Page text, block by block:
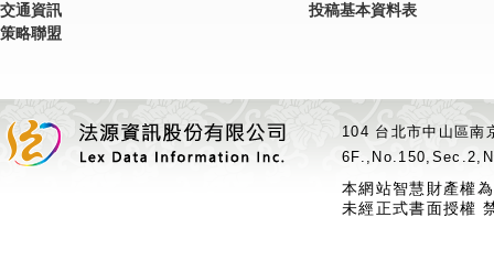
交通資訊
策略聯盟
投稿基本資料表
104 台北市中山區
本網站智慧財產權
未經正式書面授權